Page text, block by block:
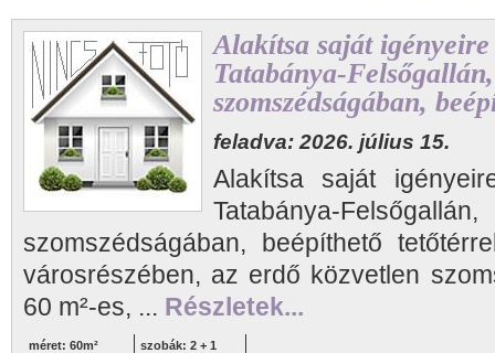
Alakítsa saját
Tatabánya-
szomszédságában,
feladva: 2026. július 15.
Alakítsa saját
Tatabánya-
szomszédságában, beépíthető
városrészében, az erdő közvetlen
60 m²-es, ... Részletek...
méret: 60m² szobák: 2 + 1